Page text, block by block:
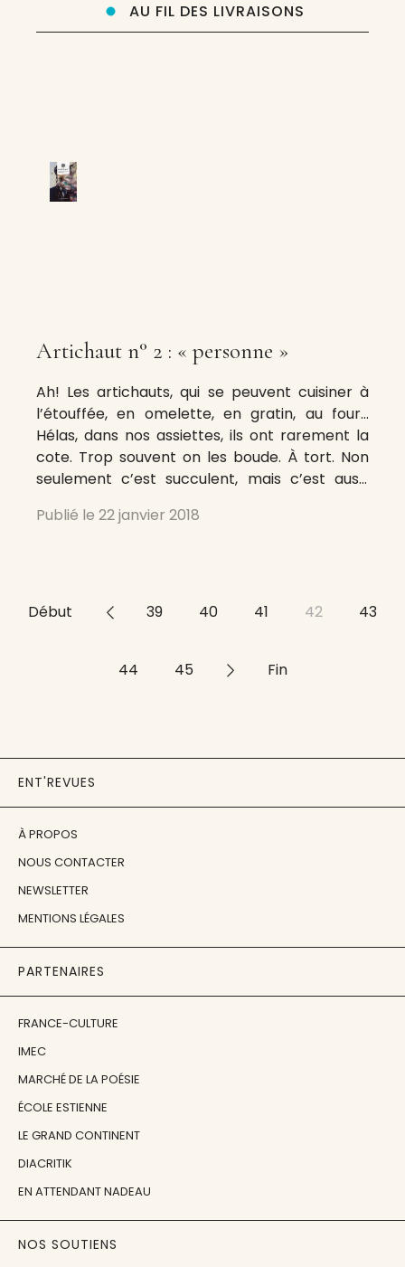
AU FIL DES LIVRAISONS
Artichaut n° 2 : « personne »
Ah! Les artichauts, qui se peuvent cuisiner à
l’étouffée, en omelette, en gratin, au four…
Hélas, dans nos assiettes, ils ont rarement la
cote. Trop souvent on les boude. À tort. Non
seulement c’est succulent, mais c’est aussi
gustative se souvient même d’une recette
Publié le 22 janvier 2018
Début << 39 40 41 42 43
44 45 >> Fin
ENT'REVUES
À PROPOS
NOUS CONTACTER
NEWSLETTER
MENTIONS LÉGALES
PARTENAIRES
FRANCE-CULTURE
IMEC
MARCHÉ DE LA POÉSIE
ÉCOLE ESTIENNE
LE GRAND CONTINENT
DIACRITIK
EN ATTENDANT NADEAU
NOS SOUTIENS